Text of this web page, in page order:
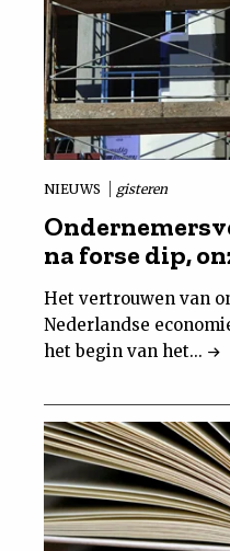
NIEUWS gisteren
na forse dip,
Het vertrouwen van
Nederlandse
het begin van het...